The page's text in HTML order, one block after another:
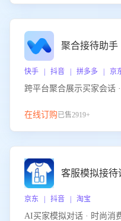
聚合接待助手
快手 | 抖音 | 拼多多 | 京
跨平台聚合展示买家会话
在线订购已售2919+
客服模拟接待
京东 | 抖音 | 淘宝
AI买家模拟对话 · 时尚消